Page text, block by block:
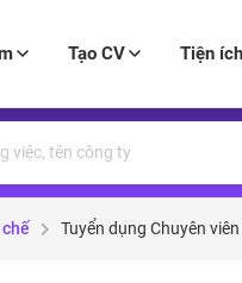
Tạo CV Tiện ích
chế Tuyển dụng Chuyên